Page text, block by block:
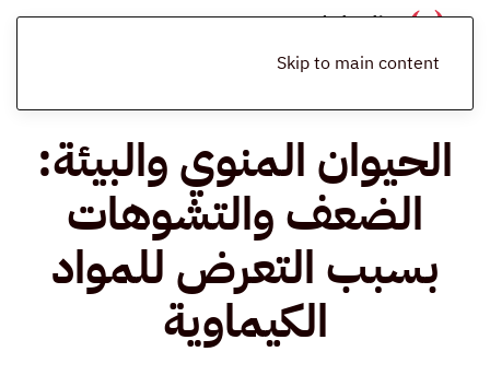
Skip to main content
بسبب التعرض للمواد الكيماوية
الحيوان المنوي والبيئة:
الضعف والتشوهات
بسبب التعرض للمواد
الكيماوية